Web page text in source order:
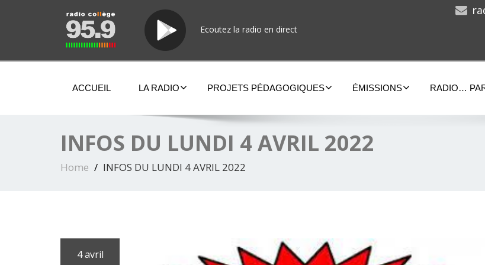
Ecoutez la radio en direct
ACCUEIL LA RADIO PROJETS PÉDAGOGIQUES ÉMISSIONS RADIO…
INFOS DU LUNDI 4 AVRIL 2022
Home INFOS DU LUNDI 4 AVRIL 2022
4 avril